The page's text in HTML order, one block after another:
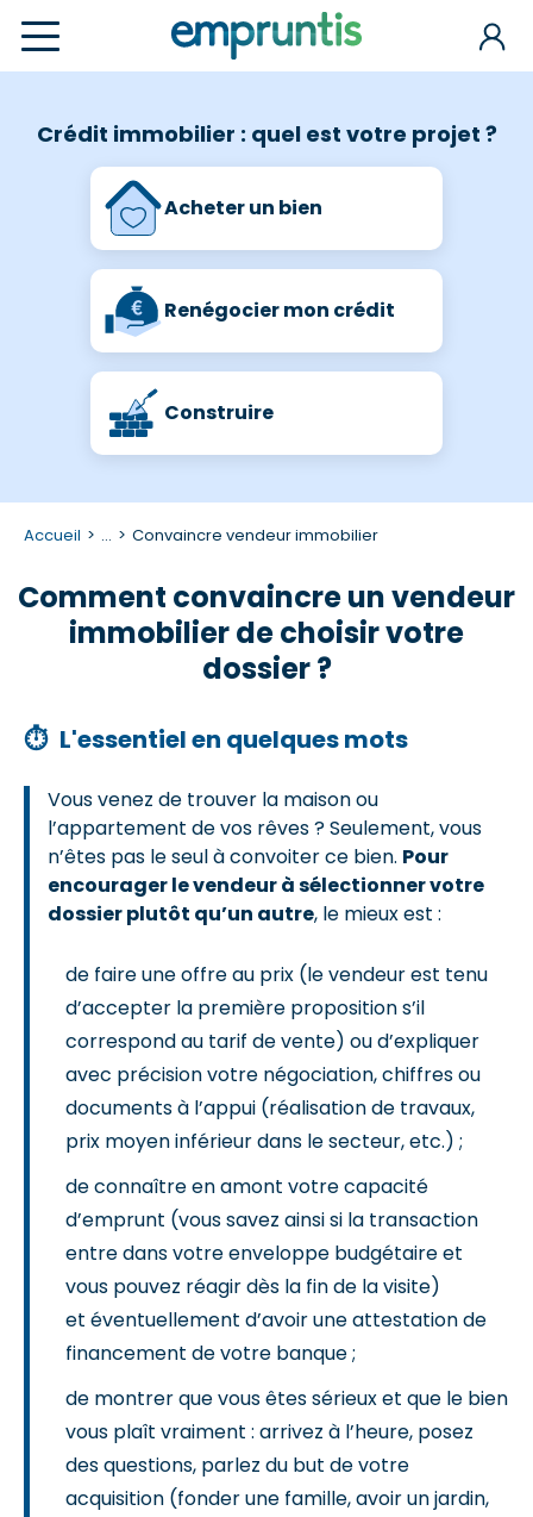
Crédit immobilier : quel est votre projet ?
Acheter un bien
Renégocier mon crédit
Construire
Accueil ... Convaincre vendeur immobilier
Comment convaincre un vendeur
immobilier de choisir votre
dossier ?
⏱ L'essentiel en quelques mots
Vous venez de trouver la maison ou
l’appartement de vos rêves ? Seulement, vous
n’êtes pas le seul à convoiter ce bien. Pour
encourager le vendeur à sélectionner votre
dossier plutôt qu’un autre, le mieux est :
de faire une offre au prix (le vendeur est tenu
d’accepter la première proposition s’il
correspond au tarif de vente) ou d’expliquer
avec précision votre négociation, chiffres ou
documents à l’appui (réalisation de travaux,
prix moyen inférieur dans le secteur, etc.) ;
de connaître en amont votre capacité
d’emprunt (vous savez ainsi si la transaction
entre dans votre enveloppe budgétaire et
vous pouvez réagir dès la fin de la visite)
et éventuellement d’avoir une attestation de
financement de votre banque ;
de montrer que vous êtes sérieux et que le bien
vous plaît vraiment : arrivez à l’heure, posez
des questions, parlez du but de votre
acquisition (fonder une famille, avoir un jardin,